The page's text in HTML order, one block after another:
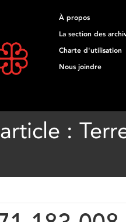
À propos
La section des
Charte d'utilisation
Nous joindre
: